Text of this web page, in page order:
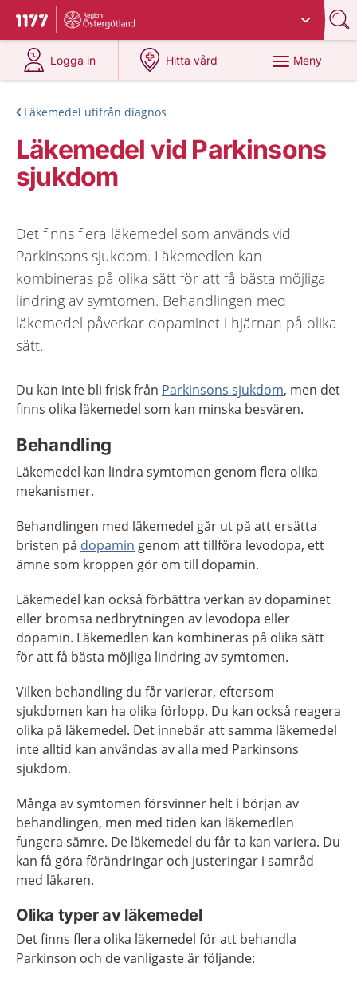
Till startsidan för 1177
Du har valt region
Logga in
på 1177.se
Hitta vård
på 1177.se
Meny
Läkemedel utifrån diagnos
Läkemedel vid Parkinsons
sjukdom
Det finns flera läkemedel som används vid
Parkinsons sjukdom. Läkemedlen kan
kombineras på olika sätt för att få bästa möjliga
lindring av symtomen. Behandlingen med
läkemedel påverkar dopaminet i hjärnan på olika
sätt.
Du kan inte bli frisk från Parkinsons sjukdom, men det
finns olika läkemedel som kan minska besvären.
Behandling
Läkemedel kan lindra symtomen genom flera olika
mekanismer.
Behandlingen med läkemedel går ut på att ersätta
bristen på dopamin genom att tillföra levodopa, ett
ämne som kroppen gör om till dopamin.
Läkemedel kan också förbättra verkan av dopaminet
eller bromsa nedbrytningen av levodopa eller
dopamin. Läkemedlen kan kombineras på olika sätt
för att få bästa möjliga lindring av symtomen.
Vilken behandling du får varierar, eftersom
sjukdomen kan ha olika förlopp. Du kan också reagera
olika på läkemedel. Det innebär att samma läkemedel
inte alltid kan användas av alla med Parkinsons
sjukdom.
Många av symtomen försvinner helt i början av
behandlingen, men med tiden kan läkemedlen
fungera sämre. De läkemedel du får ta kan variera. Du
kan få göra förändringar och justeringar i samråd
med läkaren.
Olika typer av läkemedel
Det finns flera olika läkemedel för att behandla
Parkinson och de vanligaste är följande: